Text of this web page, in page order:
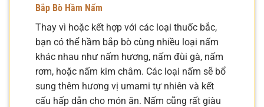
Bắp Bò Hầm Nấm
Thay vì hoặc kết hợp với các loại thuốc bắc,
bạn có thể hầm bắp bò cùng nhiều loại nấm
khác nhau như nấm hương, nấm đùi gà, nấm
rơm, hoặc nấm kim châm. Các loại nấm sẽ bổ
sung thêm hương vị umami tự nhiên và kết
cấu hấp dẫn cho món ăn. Nấm cũng rất giàu